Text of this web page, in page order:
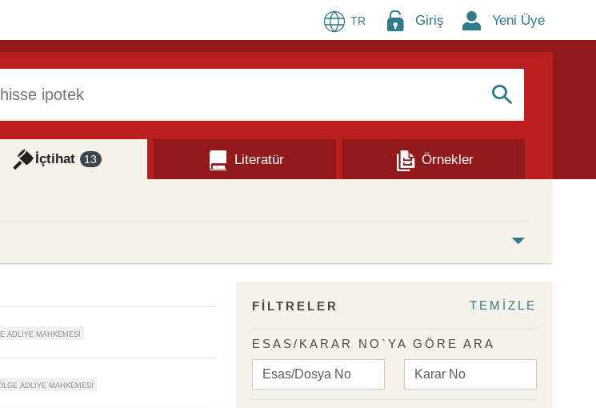
TR Giriş Yeni Üye
S
İçtihat 13 Literatür
Örnekler
FİLTRELER TEMİZLE
ESAS/KARAR NO`YA GÖRE ARA